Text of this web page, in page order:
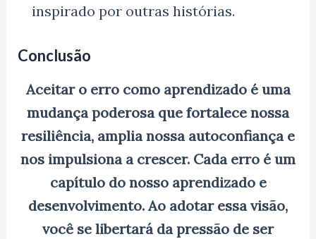
inspirado por outras histórias.
Conclusão
Aceitar o erro como aprendizado é uma
mudança poderosa que fortalece nossa
resiliência, amplia nossa autoconfiança e
nos impulsiona a crescer. Cada erro é um
capítulo do nosso aprendizado e
desenvolvimento. Ao adotar essa visão,
você se libertará da pressão de ser